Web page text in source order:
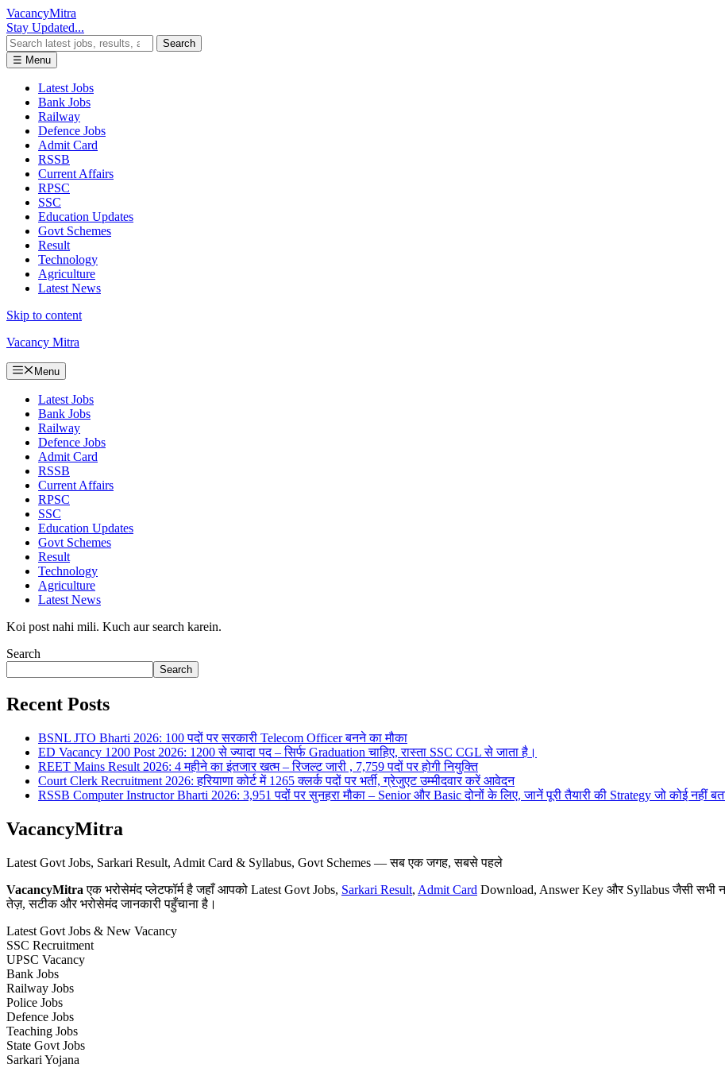
VacancyMitra
Stay Updated...
Search
☰ Menu
Latest Jobs
Bank Jobs
Railway
Defence Jobs
Admit Card
RSSB
Current Affairs
RPSC
SSC
Education Updates
Govt Schemes
Result
Technology
Agriculture
Latest News
Skip to content
Vacancy Mitra
Menu
Latest Jobs
Bank Jobs
Railway
Defence Jobs
Admit Card
RSSB
Current Affairs
RPSC
SSC
Education Updates
Govt Schemes
Result
Technology
Agriculture
Latest News
Koi post nahi mili. Kuch aur search karein.
Search
Search
Recent Posts
BSNL JTO Bharti 2026: 100 पदों पर सरकारी Telecom Officer बनने का मौका
ED Vacancy 1200 Post 2026: 1200 से ज्यादा पद – सिर्फ Graduation चाहिए, रास्ता SSC CGL से जाता है।
REET Mains Result 2026: 4 महीने का इंतजार खत्म – रिजल्ट जारी , 7,759 पदों पर होगी नियुक्ति
Court Clerk Recruitment 2026: हरियाणा कोर्ट में 1265 क्लर्क पदों पर भर्ती, ग्रेजुएट उम्मीदवार करें आवेदन
RSSB Computer Instructor Bharti 2026: 3,951 पदों पर सुनहरा मौका – Senior और Basic दोनों के लिए, जानें पूरी तैयारी की Strategy जो कोई नहीं
VacancyMitra
Latest Govt Jobs, Sarkari Result, Admit Card & Syllabus, Govt Schemes — सब एक जगह, सबसे पहले
VacancyMitra एक भरोसेमंद प्लेटफॉर्म है जहाँ आपको Latest Govt Jobs, Sarkari Result, Admit Card Download, Answer Key और Syllabus जैसी सभी
तेज़, सटीक और भरोसेमंद जानकारी पहुँचाना है।
Latest Govt Jobs & New Vacancy
SSC Recruitment
UPSC Vacancy
Bank Jobs
Railway Jobs
Police Jobs
Defence Jobs
Teaching Jobs
State Govt Jobs
Sarkari Yojana